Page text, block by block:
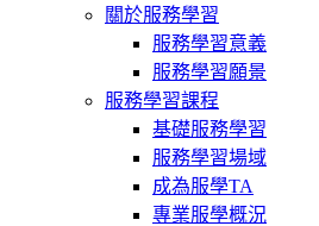
關於服務學習
服務學習意義
服務學習願景
服務學習課程
基礎服務學習
服務學習場域
成為服學TA
專業服學概況